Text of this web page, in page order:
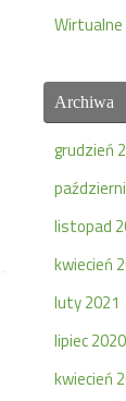
Wirtualne
Archiwa
grudzień
listopad
kwiecień
luty 2021
lipiec 2020
kwiecień